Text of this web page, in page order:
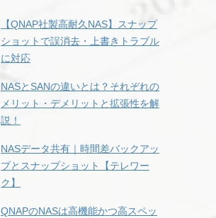
【QNAP社製高耐久NAS】スナップ
ショットで誤消去・上書きトラブル
に対応
NASとSANの違いとは？それぞれの
メリット・デメリットと拡張性を解
説！
NASデータ共有｜時間差バックアッ
プとスナップショット【テレワー
ク】
QNAPのNASは高機能かつ高スペッ